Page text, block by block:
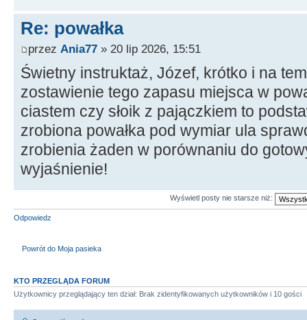
Re: powałka
przez Ania77 » 20 lip 2026, 15:51
Świetny instruktaż, Józef, krótko i na
zostawienie tego zapasu miejsca w
ciastem czy słoik z pajączkiem to
zrobiona powałka pod wymiar ula
zrobienia żaden w porównaniu do
wyjaśnienie!
Wyświetl posty nie starsze niż:
Odpowiedz
Powrót do Moja pasieka
KTO PRZEGLĄDA FORUM
Użytkownicy przeglądający ten dział: Brak zidentyfikowanych użytkowników i 10 gości